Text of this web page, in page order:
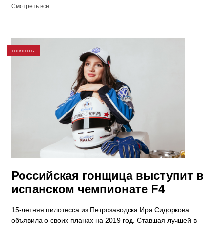
Смотреть все
НОВОСТЬ
Российская гонщица выступит в
испанском чемпионате F4
15-летняя пилотесса из Петрозаводска Ира Сидоркова
объявила о своих планах на 2019 год. Ставшая лучшей в